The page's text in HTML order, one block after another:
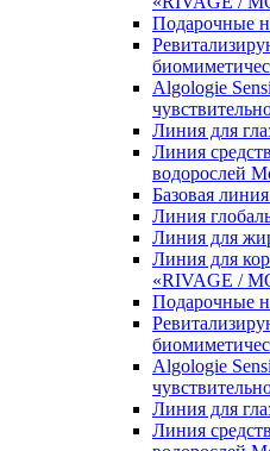
Подарочные
Algologie
Линия для
Линия
водорослей
Базовая
Линия
Линия для
Линия для
«RIVAGE /
Подарочные
Algologie
Линия для
Линия